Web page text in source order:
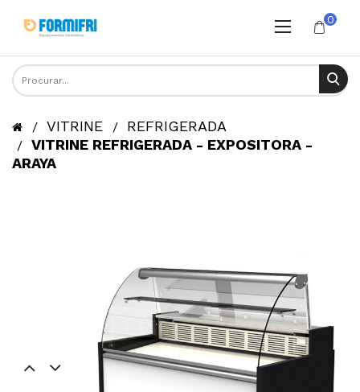
0
VITRINE
REFRIGERADA
VITRINE REFRIGERADA - EXPOSITORA -
ARAYA